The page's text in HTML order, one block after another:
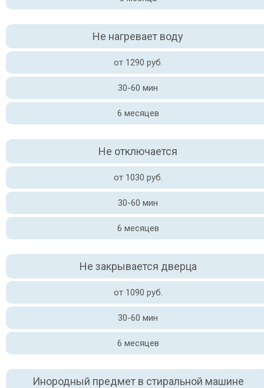
Не нагревает воду
от 1290 руб.
30-60 мин
6 месяцев
Не отключается
от 1030 руб.
30-60 мин
6 месяцев
Не закрывается дверца
от 1090 руб.
30-60 мин
6 месяцев
Инородный предмет в стиральной машине